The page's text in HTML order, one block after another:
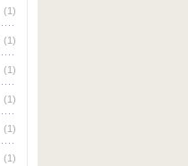
(1)
(1)
(1)
(1)
(1)
(1)